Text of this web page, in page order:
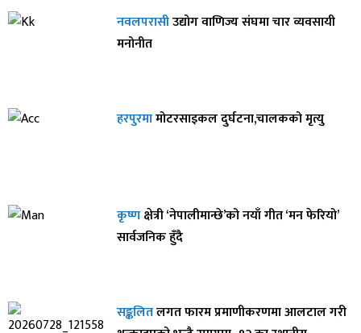
नवलपरासीउद्योग वाणिज्य संघमा चार व्यवसायी
मनोनीत
हरपुरमामोटरसाइकल दुर्घटना,चालकको मृत्यु
कृष्णक्षेत्री ‘नेपालीमान्छे’को नयाँ गीत ‘मन फेरियो’
सार्वजनिक हुँदै
सङ्कलितलगत फारम प्रमाणीकरणमा आलटाल गरी